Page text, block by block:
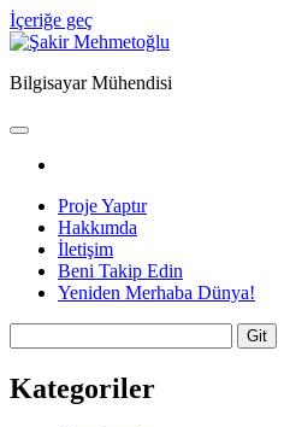
İçeriğe geç
Şakir
Bilgisayar Mühendisi
ana
Proje Yaptır
Hakkımda
İletişim
Beni Takip Edin
Yeniden Merhaba Dünya!
Kategoriler